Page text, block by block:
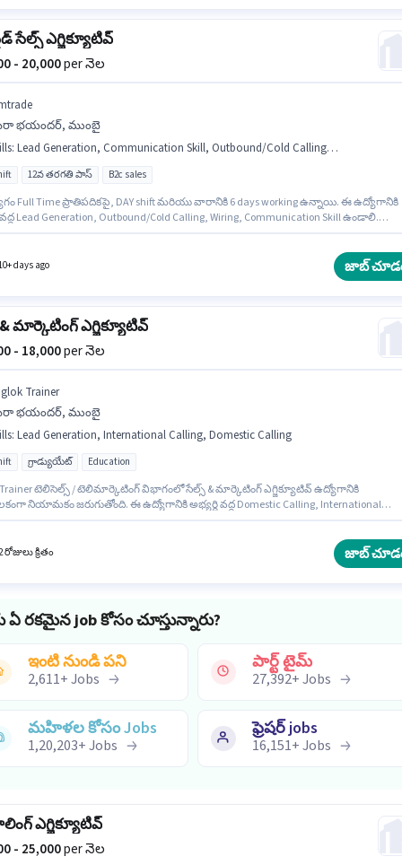
సేల్స్ ఎగ్జిక్యూటివ్
- 20,000per నెల
భయందర్, ముంబై
: Lead Generation, Communication Skill, Outbound/Cold Calling, Wiring
12వ తరగతి పాస్ B2c sales
Full Time ప్రాతిపదికపై, DAY shift మరియు వారానికి 6 days working ఉన్నాయి. ఈ ఉద్యోగానికి
Lead Generation, Outbound/Cold Calling, Wiring, Communication Skill ఉండాలి.
ఉన్న వారికి కోసం అనుకూలంగా ఉంటుంది. మీరు నెలకు ₹20000 వరకు సంపాదించవచ్చు.
days ago జాబ్
మార్కెటింగ్ ఎగ్జిక్యూటివ్
- 18,000per నెల
Trainer
భయందర్, ముంబై
: Lead Generation, International Calling, Domestic Calling
గ్రాడ్యుయేట్ Education
Trainer టెలిసెల్స్ / టెలిమార్కెటింగ్ విభాగంలో సేల్స్ & మార్కెటింగ్ ఎగ్జిక్యూటివ్ ఉద్యోగానికి
నియామకం జరుగుతోంది. ఈ ఉద్యోగానికి అభ్యర్థి వద్ద Domestic Calling, International
6 - 60 నెలలు సంవత్సరాల అనుభవం ఉన్న వారికి కోసం అనుకూలంగా ఉంటుంది. మీరు నెలకు
రోజులు క్రితం జాబ్
ఏ రకమైన job కోసం చూస్తున్నారు?
ఇంటి నుండి పని
2,611+Jobs
పార్ట్ టైమ్
27,392+Jobs
మహిళల కోసం Jobs
1,20,203+Jobs
ఫ్రెషర్ jobs
16,151+Jobs
ఎగ్జిక్యూటివ్
- 25,000per నెల